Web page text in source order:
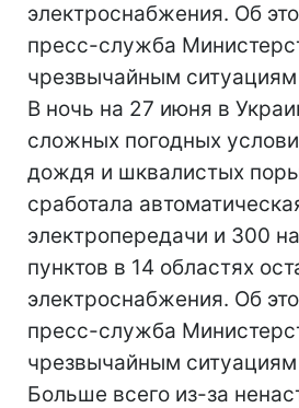
электроснабжения. Об
пресс-служба
чрезвычайным
В ночь на 27 июня в
сложных погодных
дождя и шквалистых
сработала
электропередачи и 300
пунктов в 14 областях
электроснабжения. Об
пресс-служба
чрезвычайным
Больше всего из-за